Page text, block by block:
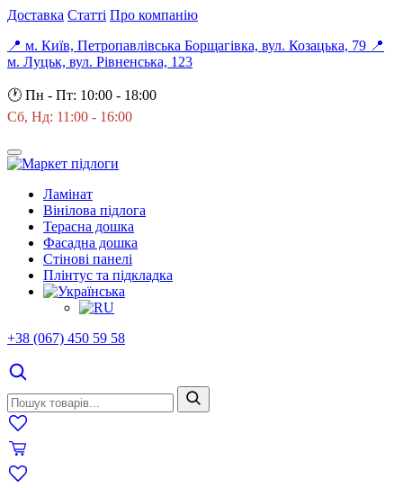
Доставка Статті Про компанію
📍 м. Київ, Петропавлівська Борщагівка, вул. Козацька, 79 📍
м. Луцьк, вул. Рівненська, 123
🕐 Пн - Пт: 10:00 - 18:00
Сб, Нд: 11:00 - 16:00
Ламінат
Вінілова підлога
Терасна дошка
Фасадна дошка
Стінові панелі
Плінтус та підкладка
+38 (067) 450 59 58